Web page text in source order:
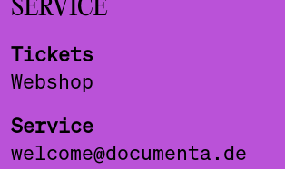
SERVICE
Tickets
Webshop
Service
welcome@documenta.de